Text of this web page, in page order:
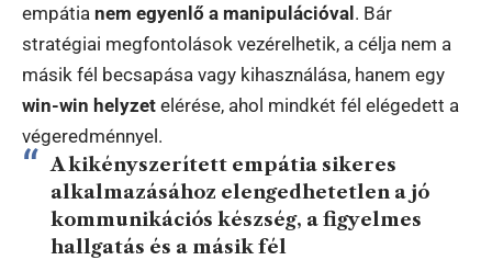
empátia nem egyenlő a manipulációval. Bár
stratégiai megfontolások vezérelhetik, a célja nem a
másik fél becsapása vagy kihasználása, hanem egy
win-win helyzet elérése, ahol mindkét fél elégedett a
végeredménnyel.
A kikényszerített empátia sikeres
alkalmazásához elengedhetetlen a jó
kommunikációs készség, a figyelmes
hallgatás és a másik fél